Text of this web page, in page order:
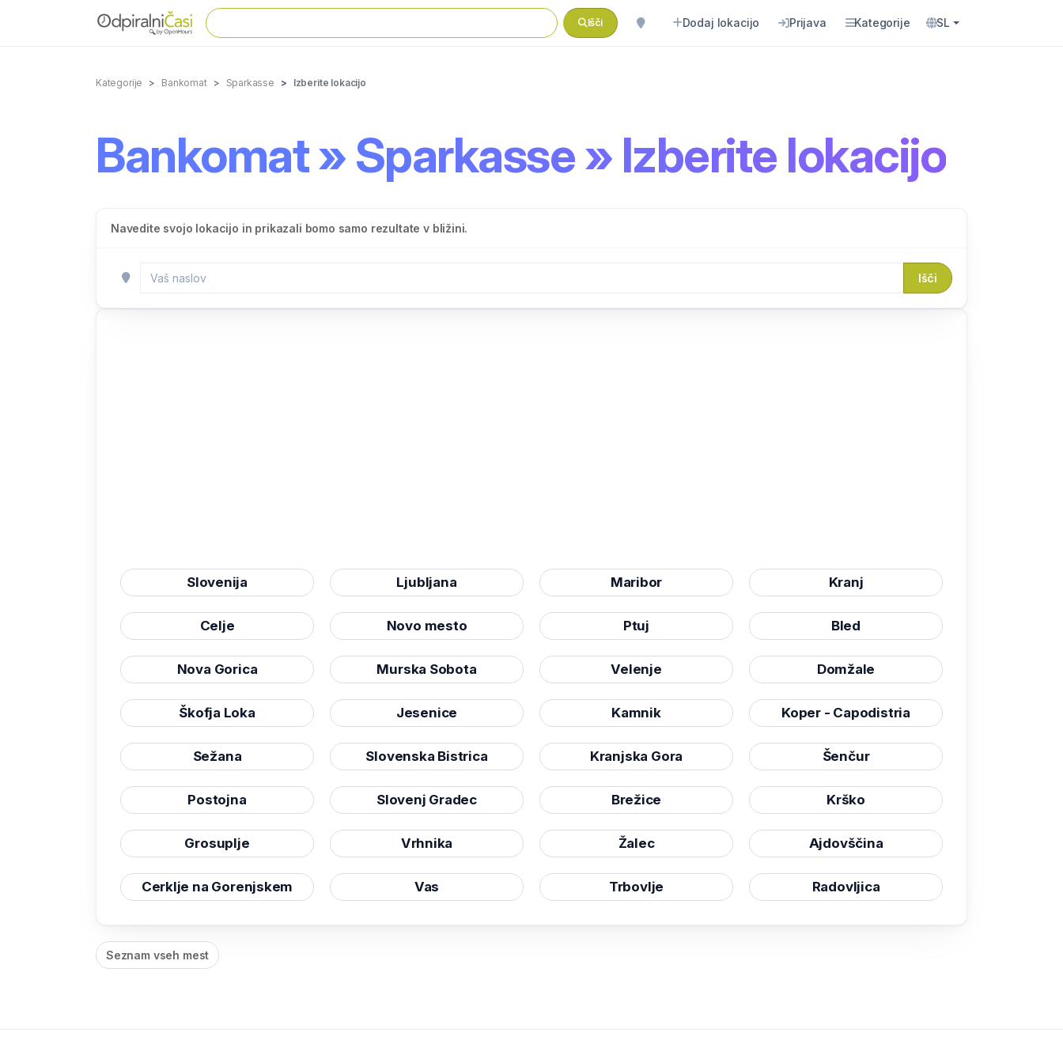
Išči Dodaj lokacijo Prijava Kategorije SL
Kategorije Bankomat Sparkasse Izberite lokacijo
Bankomat » Sparkasse » Izberite lokacijo
Navedite svojo lokacijo in prikazali bomo samo rezultate v bližini.
Išči
Slovenija Ljubljana Maribor Kranj
Celje Novo mesto Ptuj Bled
Nova Gorica Murska Sobota Velenje Domžale
Škofja Loka Jesenice Kamnik Koper - Capodistria
Sežana Slovenska Bistrica Kranjska Gora Šenčur
Postojna Slovenj Gradec Brežice Krško
Grosuplje Vrhnika Žalec Ajdovščina
Cerklje na Gorenjskem Vas Trbovlje Radovljica
Seznam vseh mest